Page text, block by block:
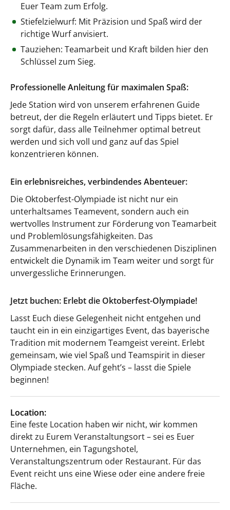
Euer Team zum Erfolg.
Stiefelzielwurf: Mit Präzision und Spaß wird der
richtige Wurf anvisiert.
Tauziehen: Teamarbeit und Kraft bilden hier den
Schlüssel zum Sieg.
Professionelle Anleitung für maximalen Spaß:
Jede Station wird von unserem erfahrenen Guide
betreut, der die Regeln erläutert und Tipps bietet. Er
sorgt dafür, dass alle Teilnehmer optimal betreut
werden und sich voll und ganz auf das Spiel
konzentrieren können.
Ein erlebnisreiches, verbindendes Abenteuer:
Die Oktoberfest-Olympiade ist nicht nur ein
unterhaltsames Teamevent, sondern auch ein
wertvolles Instrument zur Förderung von Teamarbeit
und Problemlösungsfähigkeiten. Das
Zusammenarbeiten in den verschiedenen Disziplinen
entwickelt die Dynamik im Team weiter und sorgt für
unvergessliche Erinnerungen.
Jetzt buchen: Erlebt die Oktoberfest-Olympiade!
Lasst Euch diese Gelegenheit nicht entgehen und
taucht ein in ein einzigartiges Event, das bayerische
Tradition mit modernem Teamgeist vereint. Erlebt
gemeinsam, wie viel Spaß und Teamspirit in dieser
Olympiade stecken. Auf geht’s – lasst die Spiele
beginnen!
Location:
Eine feste Location haben wir nicht, wir kommen
direkt zu Eurem Veranstaltungsort – sei es Euer
Unternehmen, ein Tagungshotel,
Veranstaltungszentrum oder Restaurant. Für das
Event reicht uns eine Wiese oder eine andere freie
Fläche.